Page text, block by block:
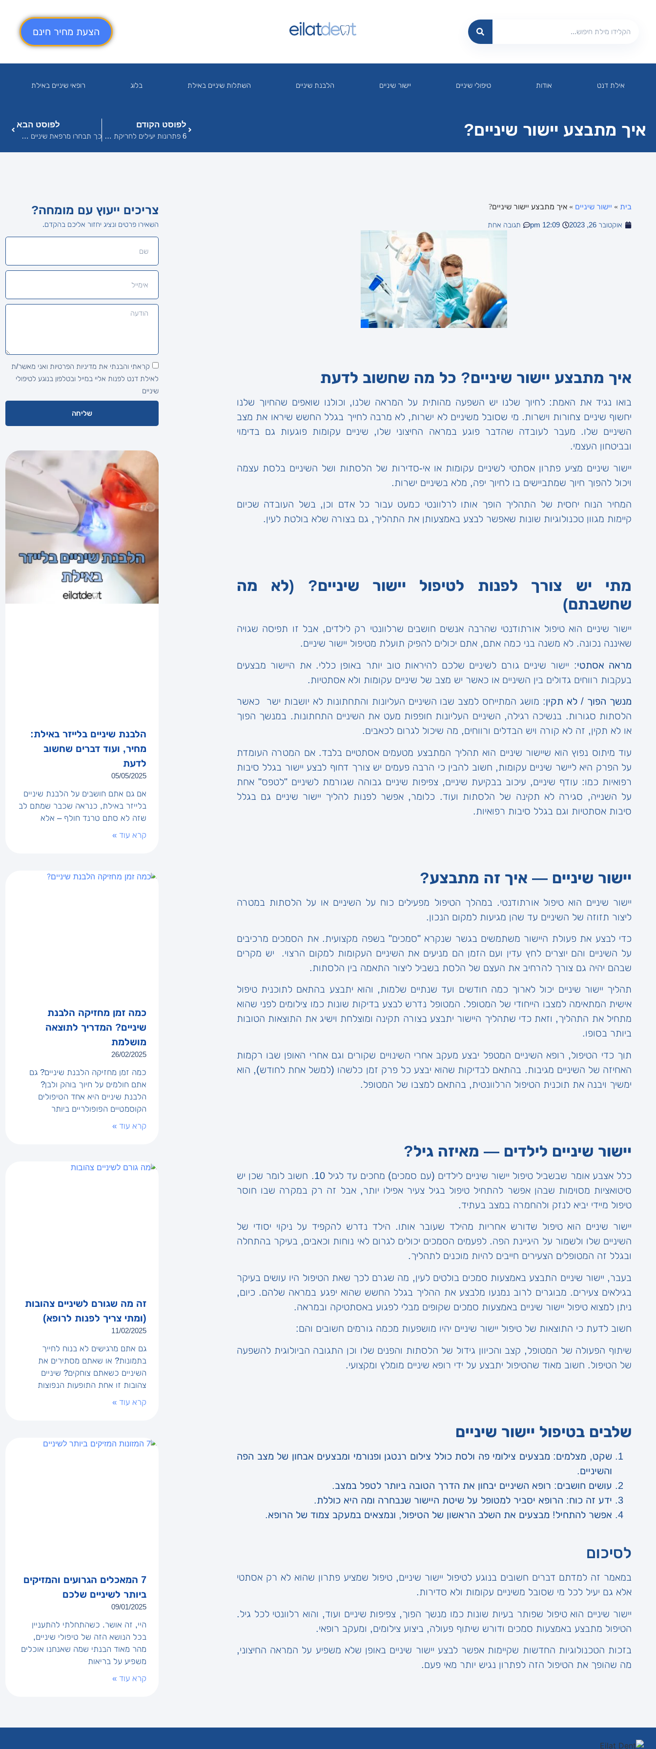
הצעת מחיר חינם
אילת דנט אודות טיפולי שיניים יישור שיניים הלבנת שיניים השתלות שיניים באילת בלוג רופאי שיניים באילת
איך מתבצע יישור שיניים? לפוסט הקודם
6 פתרונות יעילים לחריקת שיניים
לפוסט הבא
כך תבחרו מרפאת שיניים שתגרום לכם לחייך
בית » יישור שיניים » איך מתבצע יישור שיניים?
אוקטובר 26, 2023 12:09 pm תגובה אחת
איך מתבצע יישור שיניים? כל מה שחשוב לדעת
בואו נגיד את האמת: לחיוך שלנו יש השפעה מהותית על המראה שלנו, וכולנו שואפים שהחיוך שלנו
יחשוף שיניים צחורות וישרות. מי שסובל משיניים לא ישרות, לא מרבה לחייך בגלל החשש שיראו את מצב
השיניים שלו. מעבר לעובדה שהדבר פוגע במראה החיצוני שלו, שיניים עקומות פוגעות גם בדימוי
ובביטחון העצמי.
יישור שיניים מציע פתרון אסתטי לשיניים עקומות או אי-סדירות של הלסתות ושל השיניים בלסת עצמה
ויכול להפוך חיוך שמתביישים בו לחיוך יפה, מלא בשיניים ישרות.
המחיר הנוח יחסית של התהליך הופך אותו לרלוונטי כמעט עבור כל אדם וכן, בשל העובדה שכיום
קיימות מגוון טכנולוגיות שונות שאפשר לבצע באמצעותן את התהליך, גם בצורה שלא בולטת לעין.
מתי יש צורך לפנות לטיפול יישור שיניים? (לא מה
שחשבתם)
יישור שיניים הוא טיפול אורתודנטי שהרבה אנשים חושבים שרלוונטי רק לילדים, אבל זו תפיסה שגויה
שאיננה נכונה. לא משנה בני כמה אתם, אתם יכולים להפיק תועלת מטיפול יישור שיניים.
מראה אסתטי: יישור שיניים גורם לשיניים שלכם להיראות טוב יותר באופן כללי. את היישור מבצעים
בעקבות רווחים גדולים בין השיניים או כאשר יש מצב של שיניים עקומות ולא אסתטיות.
מנשך הפוך / לא תקין: מושג המתייחס למצב שבו השיניים העליונות והתחתונות לא יושבות ישר כאשר
הלסתות סגורות. בנשיכה רגילה, השיניים העליונות חופפות מעט את השיניים התחתונות. במנשך הפוך
או לא תקין, זה לא קורה ויש הבדלים ורווחים, מה שיכול לגרום לכאבים.
עוד מיתוס נפוץ הוא שיישור שיניים הוא תהליך המתבצע מטעמים אסתטיים בלבד. אם המטרה העומדת
על הפרק היא ליישר שיניים עקומות, חשוב להבין כי הרבה פעמים יש צורך דחוף לבצע יישור בגלל סיבות
רפואיות כמו: עודף שיניים, עיכוב בבקיעת שיניים, צפיפות שיניים גבוהה שגורמת לשיניים "לטפס" אחת
על השנייה, סגירה לא תקינה של הלסתות ועוד. כלומר, אפשר לפנות להליך יישור שיניים גם בגלל
סיבות אסתטיות וגם בגלל סיבות רפואיות.
יישור שיניים — איך זה מתבצע?
יישור שיניים הוא טיפול אורתודנטי. במהלך הטיפול מפעילים כוח על השיניים או על הלסתות במטרה
ליצור תזוזה של השיניים עד שהן מגיעות למקום הנכון.
כדי לבצע את פעולת היישור משתמשים בגשר שנקרא "סמכים" בשפה מקצועית. את הסמכים מרכיבים
על השיניים והם יוצרים לחץ עדין ועם הזמן הם מניעים את השיניים העקומות למקום הרצוי. יש מקרים
שבהם יהיה גם צורך להרחיב את העצם של הלסת בשביל ליצור התאמה בין הלסתות.
תהליך יישור שיניים יכול לארוך כמה חודשים ועד שנתיים שלמות, והוא יתבצע בהתאם לתוכנית טיפול
אישית המתאימה למצבו הייחודי של המטופל. המטופל נדרש לבצע בדיקות שונות כמו צילומים לפני שהוא
מתחיל את התהליך, וזאת כדי שתהליך היישור יתבצע בצורה תקינה ומוצלחת וישיג את התוצאות הטובות
ביותר בסופו.
תוך כדי הטיפול, רופא השיניים המטפל יבצע מעקב אחרי השינויים שקורים וגם אחרי האופן שבו רקמות
האחיזה של השיניים מגיבות. בהתאם לבדיקות שהוא יבצע כל פרק זמן כלשהו (למשל אחת לחודש), הוא
ימשיך ויבנה את תוכנית הטיפול הרלוונטית, בהתאם למצבו של המטופל.
יישור שיניים לילדים — מאיזה גיל?
כלל אצבע אומר שבשביל טיפול יישור שיניים לילדים (עם סמכים) מחכים עד לגיל 10. חשוב לומר שכן יש
סיטואציות מסוימות שבהן אפשר להתחיל טיפול בגיל צעיר אפילו יותר, אבל זה רק במקרה שבו חוסר
טיפול מיידי יביא לנזק ולהחמרה במצב בעתיד.
יישור שיניים הוא טיפול שדורש אחריות מהילד שעובר אותו. הילד נדרש להקפיד על ניקוי יסודי של
השיניים שלו ולשמור על היגיינת הפה. לפעמים הסמכים יכולים לגרום לאי נוחות וכאבים, בעיקר בהתחלה
ובגלל זה המטופלים הצעירים חייבים להיות מוכנים לתהליך.
בעבר, יישור שיניים התבצע באמצעות סמכים בולטים לעין, מה שגרם לכך שאת הטיפול היו עושים בעיקר
בגילאים צעירים. מבוגרים לרוב נמנעו מלבצע את ההליך בגלל החשש שהוא יפגע במראה שלהם. כיום,
ניתן למצוא טיפול יישור שיניים באמצעות סמכים שקופים מבלי לפגוע באסתטיקה ובמראה.
חשוב לדעת כי התוצאות של טיפול יישור שיניים יהיו מושפעות מכמה גורמים חשובים והם:
שיתוף הפעולה של המטופל, קצב והכיוון גידול של הלסתות והפנים שלו וכן התגובה הביולוגית להשפעה
של הטיפול. חשוב מאוד שהטיפול יתבצע על ידי רופא שיניים מומלץ ומקצועי.
שלבים בטיפול יישור שיניים
שקט, מצלמים: מבצעים צילומי פה ולסת כולל צילום רנטגן ופנורמי ומבצעים אבחון של מצב הפה
והשיניים.
עושים חושבים: רופא השיניים יבחון את הדרך הטובה ביותר לטפל במצב.
ידע זה כוח: הרופא יסביר למטופל על שיטת היישור שנבחרה ומה היא כוללת.
אפשר להתחיל! מבצעים את השלב הראשון של הטיפול, ונמצאים במעקב צמוד של הרופא.
לסיכום
במאמר זה למדתם דברים חשובים בנוגע לטיפול יישור שיניים, טיפול שמציע פתרון שהוא לא רק אסתטי
אלא גם יעיל לכל מי שסובל משיניים עקומות ולא סדירות.
יישור שיניים הוא טיפול שפותר בעיות שונות כמו מנשך הפוך, צפיפות שיניים ועוד, והוא רלוונטי לכל גיל.
הטיפול מתבצע באמצעות סמכים ודורש שיתוף פעולה, ביצוע צילומים, ומעקב רופאי.
בזכות הטכנולוגיות החדשות שקיימות אפשר לבצע יישור שיניים באופן שלא משפיע על המראה החיצוני,
מה שהופך את הטיפול הזה לפתרון נגיש יותר מאי פעם.
צריכים ייעוץ עם מומחה?
השאירו פרטים ונציג יחזור אליכם בהקדם.
קראתי והבנתי את מדיניות הפרטיות ואני מאשר/ת
לאילת דנט לפנות אליי במייל ובטלפון בנוגע לטיפולי
שיניים
שליחה
הלבנת שיניים בלייזר באילת:
מחיר, ועוד דברים שחשוב
לדעת
05/05/2025
אם גם אתם חושבים על הלבנת שיניים
בלייזר באילת, כנראה שכבר שמתם לב
שזה לא סתם טרנד חולף – אלא
קרא עוד »
כמה זמן מחזיקה הלבנת
שיניים? המדריך לתוצאה
מושלמת
26/02/2025
כמה זמן מחזיקה הלבנת שיניים? גם
אתם חולמים על חיוך בוהק ולבן?
הלבנת שיניים היא אחד הטיפולים
הקוסמטיים הפופולריים ביותר
קרא עוד »
זה מה שגורם לשיניים צהובות
(ומתי צריך לפנות לרופא)
11/02/2025
גם אתם מרגישים לא בנוח לחייך
בתמונות? או שאתם מסתירים את
השיניים כשאתם צוחקים? שיניים
צהובות זו אחת התופעות הנפוצות
קרא עוד »
7 המאכלים הגרועים והמזיקים
ביותר לשיניים שלכם
09/01/2025
היי, זה אושר. כשהתחלתי להתעניין
בכל הנושא הזה של טיפולי שיניים,
מהר מאוד הבנתי שמה שאנחנו אוכלים
משפיע על בריאות
קרא עוד »